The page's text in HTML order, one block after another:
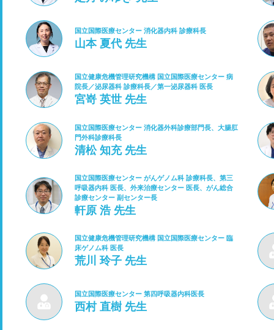
国立国際医療センター 消化器内科 診療科長
山本 夏代 先生
国立健康危機管理研究機構 国立国際医療センター 病
院長／泌尿器科 診療科長／第一泌尿器科 医長
宮嵜 英世 先生
国立国際医療センター 消化器外科診療部門長、大腸肛
門外科診療科長
清松 知充 先生
国立国際医療センター がんゲノム科 診療科長、第三
呼吸器内科 医長、外来治療センター 医長、がん総合
診療センター 副センター長
軒原 浩 先生
国立健康危機管理研究機構 国立国際医療センター 臨
床ゲノム科 医長
荒川 玲子 先生
国立国際医療センター 第四呼吸器内科医長
西村 直樹 先生